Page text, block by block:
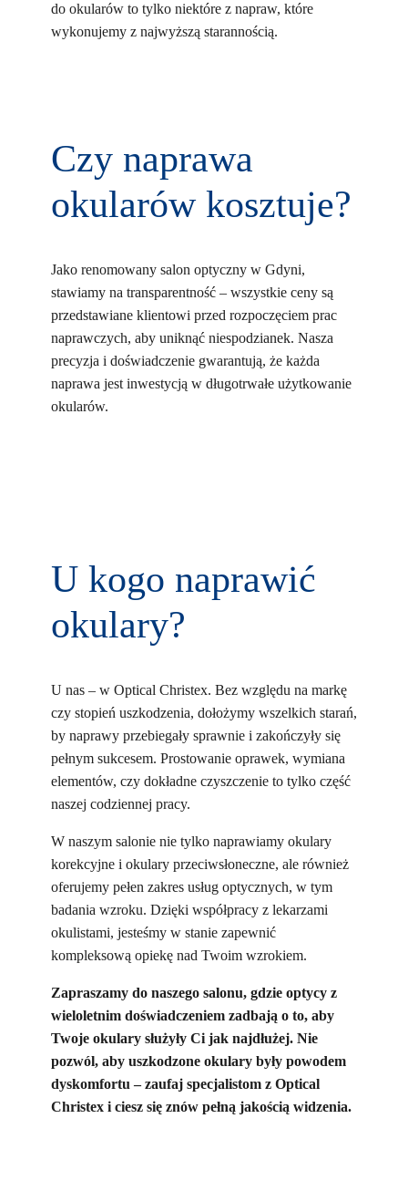
do okularów to tylko niektóre z napraw, które
wykonujemy z najwyższą starannością.
Czy naprawa
okularów kosztuje?
Jako renomowany salon optyczny w Gdyni,
stawiamy na transparentność – wszystkie ceny są
przedstawiane klientowi przed rozpoczęciem prac
naprawczych, aby uniknąć niespodzianek. Nasza
precyzja i doświadczenie gwarantują, że każda
naprawa jest inwestycją w długotrwałe użytkowanie
okularów.
U kogo naprawić
okulary?
U nas – w Optical Christex. Bez względu na markę
czy stopień uszkodzenia, dołożymy wszelkich starań,
by naprawy przebiegały sprawnie i zakończyły się
pełnym sukcesem. Prostowanie oprawek, wymiana
elementów, czy dokładne czyszczenie to tylko część
naszej codziennej pracy.
W naszym salonie nie tylko naprawiamy okulary
korekcyjne i okulary przeciwsłoneczne, ale również
oferujemy pełen zakres usług optycznych, w tym
badania wzroku. Dzięki współpracy z lekarzami
okulistami, jesteśmy w stanie zapewnić
kompleksową opiekę nad Twoim wzrokiem.
Zapraszamy do naszego salonu, gdzie optycy z
wieloletnim doświadczeniem zadbają o to, aby
Twoje okulary służyły Ci jak najdłużej. Nie
pozwól, aby uszkodzone okulary były powodem
dyskomfortu – zaufaj specjalistom z Optical
Christex i ciesz się znów pełną jakością widzenia.